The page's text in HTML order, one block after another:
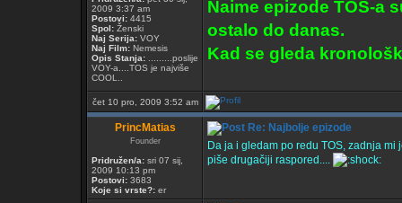
2009 3:37 am
Postovi: 4415
Spol: Ženski
Naj Serija: VOY
Naj Film: Nemesis
Opis Stanja: .........poslije
VOY-a....TOS je najviše
COOL..
Naime epizode TOS-a
ostalo do danas.
Kad se gleda
čet 10 pro, 2009 3:52 am
PrincMatias
Founder
Pridružen/a: sri 07 sij,
2009 10:13 pm
Postovi: 3683
Koje si vrste?: er
Re: Najbolje epizode
Da ja i gledam po redu TOS, zadnja
piše drugačiji raspored....